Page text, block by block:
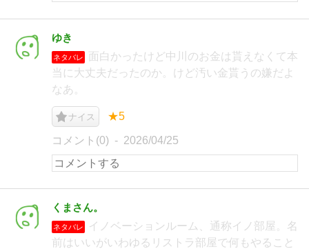
ゆき
ネタバレ
面白かったけど中川のお金は貰えなくて本
当に大丈夫だったのか。けど汚い金貰うの嫌だよ
なあ。
ナイス ★5
コメント(0) 2026/04/25
くまさん。
ネタバレ
イノベーションルーム、通称イノ部屋。名
前はいいがいわゆるリストラ部屋で何もやること